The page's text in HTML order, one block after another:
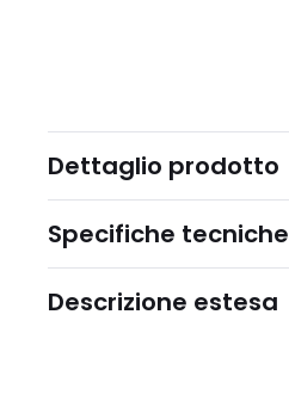
Dettaglio prodotto
Specifiche tecniche
Descrizione estesa